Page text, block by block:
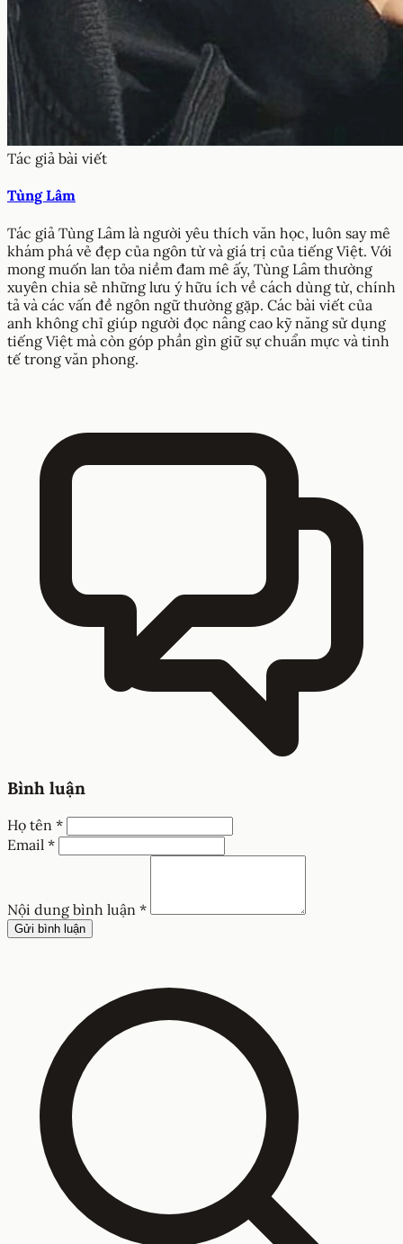
Tác giả bài viết
Tùng Lâm
Tác giả Tùng Lâm là người yêu thích văn học, luôn say mê
khám phá vẻ đẹp của ngôn từ và giá trị của tiếng Việt. Với
mong muốn lan tỏa niềm đam mê ấy, Tùng Lâm thường
xuyên chia sẻ những lưu ý hữu ích về cách dùng từ, chính
tả và các vấn đề ngôn ngữ thường gặp. Các bài viết của
anh không chỉ giúp người đọc nâng cao kỹ năng sử dụng
tiếng Việt mà còn góp phần gìn giữ sự chuẩn mực và tinh
tế trong văn phong.
Bình luận
Họ tên *
Email *
Nội dung bình luận *
Gửi bình luận